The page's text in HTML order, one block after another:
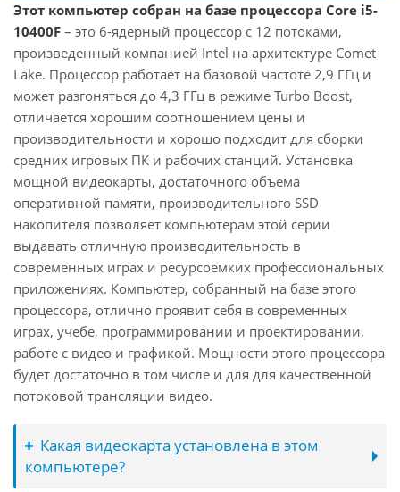
Этот компьютер собран на базе процессора Core i5-
10400F – это 6-ядерный процессор с 12 потоками,
произведенный компанией Intel на архитектуре Comet
Lake. Процессор работает на базовой частоте 2,9 ГГц и
может разгоняться до 4,3 ГГц в режиме Turbo Boost,
отличается хорошим соотношением цены и
производительности и хорошо подходит для сборки
средних игровых ПК и рабочих станций. Установка
мощной видеокарты, достаточного объема
оперативной памяти, производительного SSD
накопителя позволяет компьютерам этой серии
выдавать отличную производительность в
современных играх и ресурсоемких профессиональных
приложениях. Компьютер, собранный на базе этого
процессора, отлично проявит себя в современных
играх, учебе, программировании и проектировании,
работе с видео и графикой. Мощности этого процессора
будет достаточно в том числе и для для качественной
потоковой трансляции видео.
Какая видеокарта установлена в этом
компьютере?